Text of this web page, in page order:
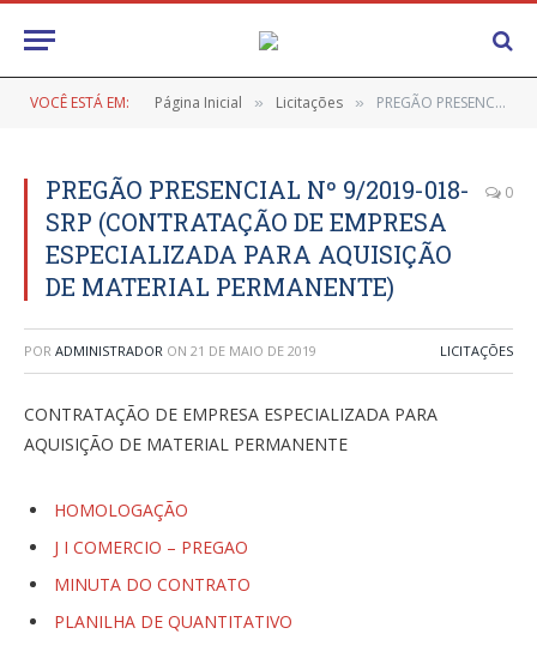
VOCÊ ESTÁ EM: Página Inicial » Licitações » PREGÃO PRESENCIAL Nº 9/2019-018-SRP (CONTRATAÇÃO DE EMPRESA ESPECIALIZADA PARA AQUISIÇÃO DE MATERIAL PERMANENTE)
PREGÃO PRESENCIAL Nº 9/2019-018-
SRP (CONTRATAÇÃO DE EMPRESA
ESPECIALIZADA PARA AQUISIÇÃO
DE MATERIAL PERMANENTE)
0
POR ADMINISTRADOR ON 21 DE MAIO DE 2019 LICITAÇÕES
CONTRATAÇÃO DE EMPRESA ESPECIALIZADA PARA
AQUISIÇÃO DE MATERIAL PERMANENTE
HOMOLOGAÇÃO
J I COMERCIO – PREGAO
MINUTA DO CONTRATO
PLANILHA DE QUANTITATIVO